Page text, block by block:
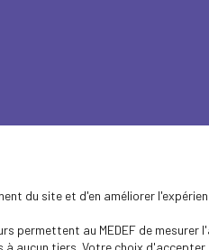
du site et d'en améliorer
permettent au MEDEF de
aucun tiers. Votre choix